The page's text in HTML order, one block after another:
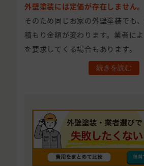
外壁塗装には定価が存在しません。
そのため同じお家の外壁塗装でも
積もり金額が変わります。業者に
を要求してくる場合もあります。
続きを読む